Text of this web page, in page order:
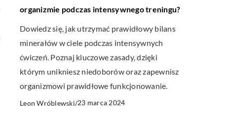
organizmie podczas intensywnego treningu?
Dowiedz się, jak utrzymać prawidłowy bilans
minerałów w ciele podczas intensywnych
ćwiczeń. Poznaj kluczowe zasady, dzięki
którym unikniesz niedoborów oraz zapewnisz
organizmowi prawidłowe funkcjonowanie.
Leon Wróblewski/23 marca 2024